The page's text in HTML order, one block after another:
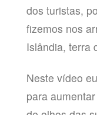
dos turistas,
fizemos nos
Islândia, terra
Neste vídeo
para